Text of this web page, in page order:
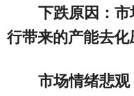
下跌原因：
行带来的产能去化
市场情绪悲观